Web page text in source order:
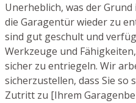
Unerheblich, was der
die Garagentür wieder zu
sind gut geschult und
Werkzeuge und
sicher zu entriegeln. Wir
sicherzustellen, dass Sie so
Zutritt zu [Ihrem